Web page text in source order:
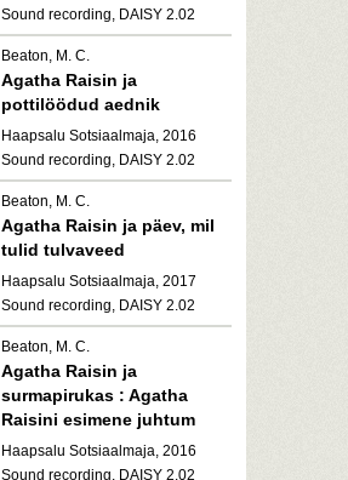
Sound recording, DAISY 2.02
Beaton, M. C.
Agatha Raisin ja
pottilöödud aednik
Haapsalu Sotsiaalmaja, 2016
Sound recording, DAISY 2.02
Beaton, M. C.
Agatha Raisin ja päev, mil
tulid tulvaveed
Haapsalu Sotsiaalmaja, 2017
Sound recording, DAISY 2.02
Beaton, M. C.
Agatha Raisin ja
surmapirukas : Agatha
Raisini esimene juhtum
Haapsalu Sotsiaalmaja, 2016
Sound recording, DAISY 2.02